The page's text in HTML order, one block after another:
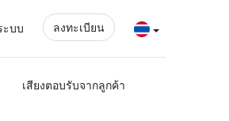
ะบบ ลงทะเบียน
เสียงตอบรับจากลูกค้า